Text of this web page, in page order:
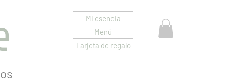
Mi esencia
Menú
Tarjeta de regalo